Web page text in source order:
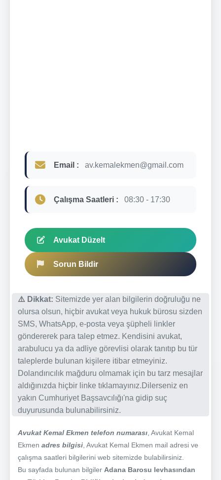
Email : av.kemalekmen@gmail.com
Çalışma Saatleri : 08:30 - 17:30
Avukat Düzelt
Sorun Bildir
⚠️ Dikkat: Sitemizde yer alan bilgilerin doğruluğu ne
olursa olsun, hiçbir avukat veya hukuk bürosu sizden
SMS, WhatsApp, e-posta veya şüpheli linkler
göndererek para talep etmez. Kendisini avukat,
arabulucu ya da adliye görevlisi olarak tanıtıp bu tür
taleplerde bulunan kişilere itibar etmeyiniz.
Dolandırıcılık mağduru olmamak için bu tarz mesajlar
aldığınızda hiçbir linke tıklamayınız.Dilerseniz en
yakın Cumhuriyet Başsavcılığı'na gidip suç
duyurusunda bulunabilirsiniz.
Avukat Kemal Ekmen telefon numarası , Avukat Kemal
Ekmen adres bilgisi , Avukat Kemal Ekmen mail adresi ve
çalışma saatleri bilgilerini web sitemizde bulabilirsiniz.
Bu sayfada bulunan bilgiler Adana Barosu levhasından